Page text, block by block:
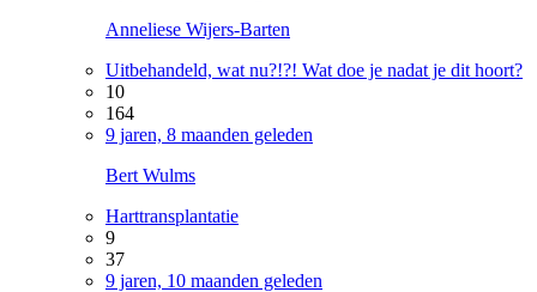
Anneliese Wijers-Barten
Uitbehandeld, wat nu?!?! Wat doe je nadat je dit hoort?
10
164
9 jaren, 8 maanden geleden
Bert Wulms
Harttransplantatie
9
37
9 jaren, 10 maanden geleden